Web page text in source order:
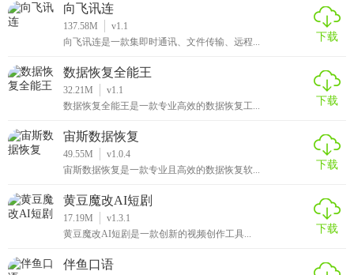
向飞讯连
137.58M
v1.1
向飞讯连是一款集即时通讯、文件传输、远程...
下载
数据恢复全能王
32.21M
v1.1
数据恢复全能王是一款专业高效的数据恢复工...
下载
宙斯数据恢复
49.55M
v1.0.4
宙斯数据恢复是一款专业且高效的数据恢复软...
下载
黄豆魔改AI短剧
17.19M
v1.3.1
黄豆魔改AI短剧是一款创新的视频创作工具...
下载
伴鱼口语